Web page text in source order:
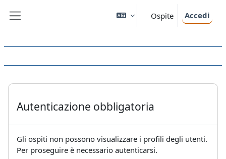
Ospite Accedi
Autenticazione obbligatoria
Gli ospiti non possono visualizzare i profili degli utenti.
Per proseguire è necessario autenticarsi.